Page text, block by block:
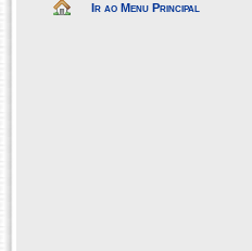
Ir ao Menu Principal